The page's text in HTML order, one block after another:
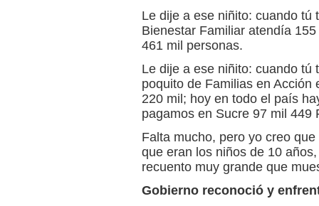
Le dije a ese niñito: cuando tú
Bienestar Familiar atendía
461 mil personas.
Le dije a ese niñito: cuando
poquito de Familias en
220 mil; hoy en todo el país
pagamos en Sucre 97 mil 449
Falta mucho, pero yo creo
que eran los niños de 10
recuento muy grande que
Gobierno reconoció y